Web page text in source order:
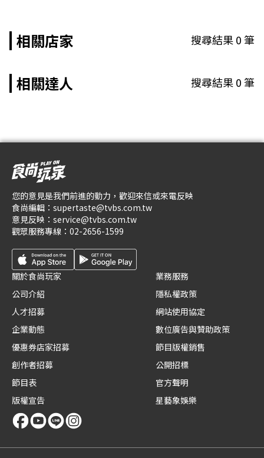
相關店家 搜尋結果0筆
相關達人 搜尋結果0筆
您的意見是我們前進的動力，歡迎來信或來電反映
食尚編輯： supertaste@tvbs.com.tw
意見反映： service@tvbs.com.tw
觀眾服務專線： 02-2656-1599
關於食尚玩家
公司介紹
人才招募
企業動態
優惠券店家招募
創作者招募
節目表
版權宣告
業務服務
隱私權政策
網站使用協定
數位廣告與贊助政策
節目版權銷售
公開招標
官方聲明
星藝象娛樂